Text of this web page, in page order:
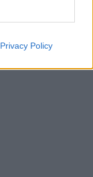
Privacy Policy